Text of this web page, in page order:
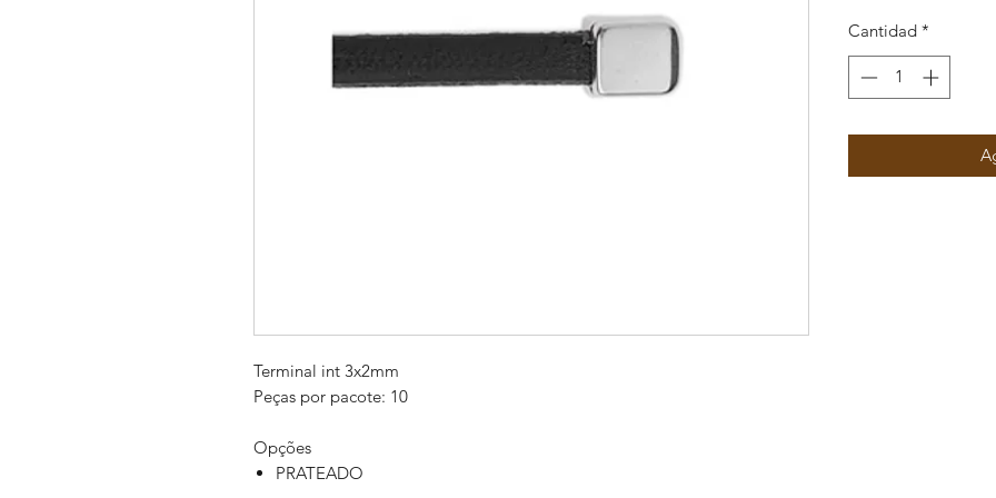
Terminal int 3x2mm
Peças por pacote: 10
Opções
PRATEADO
Cantidad *